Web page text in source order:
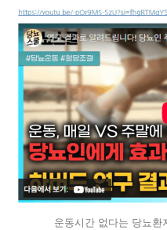
운동시간 없다는 당뇨